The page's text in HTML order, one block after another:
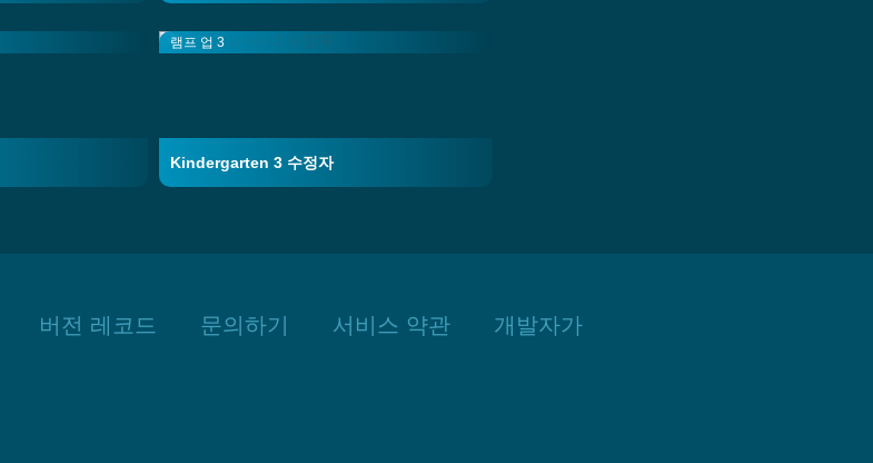
램프 업 3
Kindergarten 3 수정자
버전 레코드 문의하기 서비스 약관 개발자가